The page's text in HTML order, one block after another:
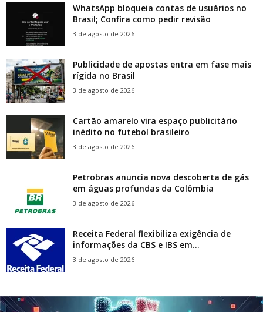
WhatsApp bloqueia contas de usuários no
Brasil; Confira como pedir revisão
3 de agosto de 2026
Publicidade de apostas entra em fase mais
rígida no Brasil
3 de agosto de 2026
Cartão amarelo vira espaço publicitário
inédito no futebol brasileiro
3 de agosto de 2026
Petrobras anuncia nova descoberta de gás
em águas profundas da Colômbia
3 de agosto de 2026
Receita Federal flexibiliza exigência de
informações da CBS e IBS em...
3 de agosto de 2026